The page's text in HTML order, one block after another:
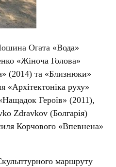
Огата «Вода»
«Жіноча Голова»
(2014) та «Близнюки»
«Архітектоніка руху»
Героїв» (2011),
Zdravkov (Болгарія)
Корчового «Впевнена»
маршруту